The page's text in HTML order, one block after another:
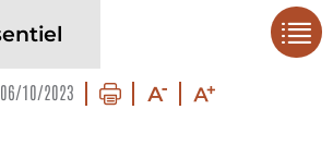
06/10/2023